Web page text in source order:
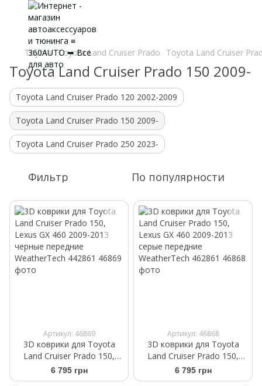
Toyota Toyota Land Cruiser Prado Toyota Land Cruiser
Toyota Land Cruiser Prado 150 2009-
Toyota Land Cruiser Prado 120 2002-2009
Toyota Land Cruiser Prado 150 2009-
Toyota Land Cruiser Prado 250 2023-
Фильтр По популярности
Артикул: 46869
3D коврики для Toyota
Land Cruiser Prado 150,
Lexus GX 460 2009-2013
черные передние
6 795 грн
Артикул: 46868
3D коврики для Toyota
Land Cruiser Prado 150,
Lexus GX 460 2009-2013
cерые передние
6 795 грн